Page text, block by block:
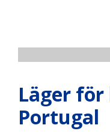
Läger för
Portugal